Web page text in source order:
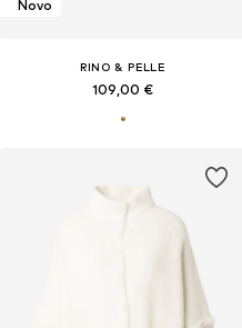
Novo
RINO & PELLE
109,00 €